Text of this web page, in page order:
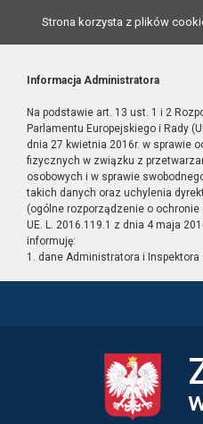
Strona korzysta z plików
Informacja Administratora
Na podstawie art. 13 ust. 1 i 2
Parlamentu Europejskiego i Rady
dnia 27 kwietnia 2016r. w sprawie
fizycznych w związku z
osobowych i w sprawie
takich danych oraz uchylenia
(ogólne rozporządzenie o ochronie
UE. L. 2016.119.1 z dnia 4 maja
informuję:
1. dane Administratora i Inspektora